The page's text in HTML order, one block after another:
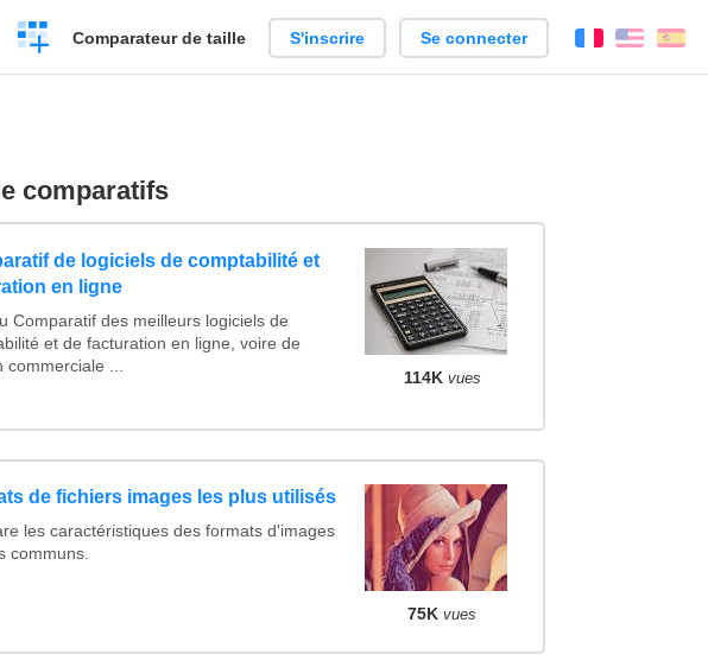
Créer
un
Comparateur de taille S'inscrire Se connecter FrançaisEnglish
comparatifs
de logiciels de comptabilité et
en ligne
Comparatif des meilleurs logiciels de
et de facturation en ligne, voire de
commerciale ...
114K vues
de fichiers images les plus utilisés
les caractéristiques des formats d'images
communs.
75K vues